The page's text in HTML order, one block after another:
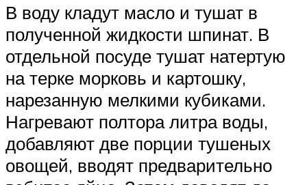
В воду кладут масло и тушат в
полученной жидкости шпинат. В
отдельной посуде тушат натертую
на терке морковь и картошку,
нарезанную мелкими кубиками.
Нагревают полтора литра воды,
добавляют две порции тушеных
овощей, вводят предварительно